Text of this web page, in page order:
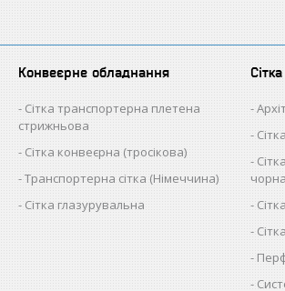
Конвеєрне обладнання
Сітка транспортерна плетена
стрижньова
Сітка конвеєрна (тросікова)
Транспортерна сітка (Німеччина)
Сітка глазурувальна
чорна